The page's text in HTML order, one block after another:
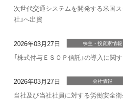
次世代交通システムを開発する米国
社」へ出資
2026年03月27日 株主・投資家情報
「株式付与ＥＳＯＰ信託」の導入に関
2026年03月27日 会社情報
当社及び当社社員に対する労働安全